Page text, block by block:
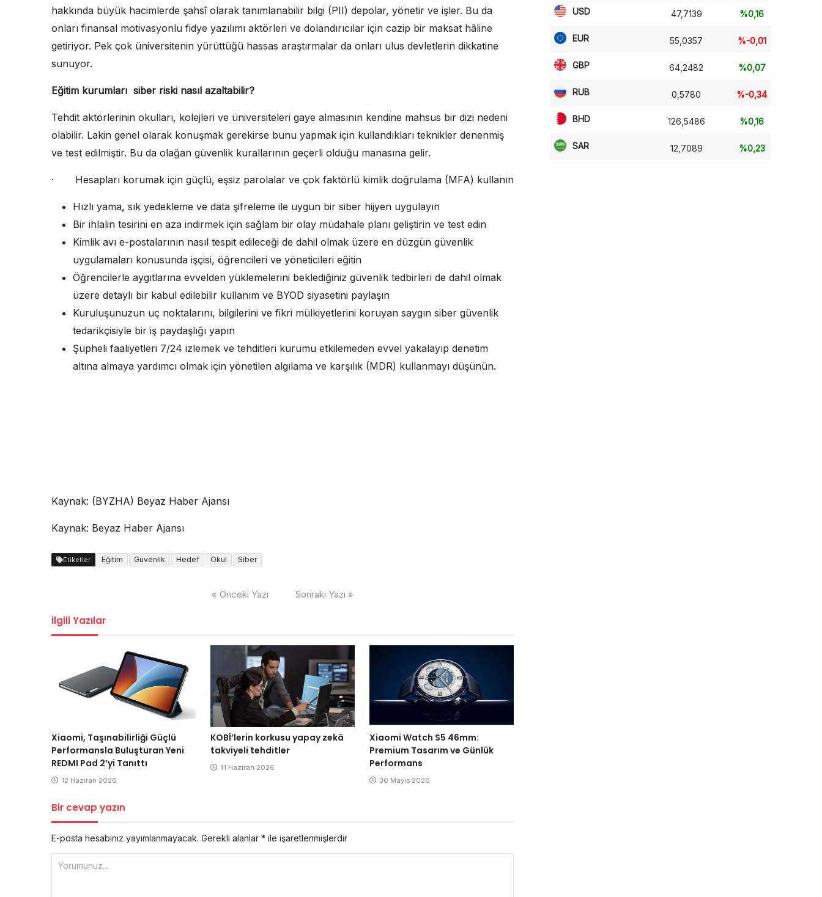
hakkında büyük hacimlerde şahsî olarak tanımlanabilir bilgi (PII) depolar, yönetir ve işler. Bu da
onları finansal motivasyonlu fidye yazılımı aktörleri ve dolandırıcılar için cazip bir maksat hâline
getiriyor. Pek çok üniversitenin yürüttüğü hassas araştırmalar da onları ulus devletlerin dikkatine
sunuyor.
Eğitim kurumları siber riski nasıl azaltabilir?
Tehdit aktörlerinin okulları, kolejleri ve üniversiteleri gaye almasının kendine mahsus bir dizi nedeni
olabilir. Lakin genel olarak konuşmak gerekirse bunu yapmak için kullandıkları teknikler denenmiş
ve test edilmiştir. Bu da olağan güvenlik kurallarının geçerli olduğu manasına gelir.
· Hesapları korumak için güçlü, eşsiz parolalar ve çok faktörlü kimlik doğrulama (MFA) kullanın
Hızlı yama, sık yedekleme ve data şifreleme ile uygun bir siber hijyen uygulayın
Bir ihlalin tesirini en aza indirmek için sağlam bir olay müdahale planı geliştirin ve test edin
Kimlik avı e-postalarının nasıl tespit edileceği de dahil olmak üzere en düzgün güvenlik
uygulamaları konusunda işçisi, öğrencileri ve yöneticileri eğitin
Öğrencilerle aygıtlarına evvelden yüklemelerini beklediğiniz güvenlik tedbirleri de dahil olmak
üzere detaylı bir kabul edilebilir kullanım ve BYOD siyasetini paylaşın
Kuruluşunuzun uç noktalarını, bilgilerini ve fikri mülkiyetlerini koruyan saygın siber güvenlik
tedarikçisiyle bir iş paydaşlığı yapın
Şüpheli faaliyetleri 7/24 izlemek ve tehditleri kurumu etkilemeden evvel yakalayıp denetim
altına almaya yardımcı olmak için yönetilen algılama ve karşılık (MDR) kullanmayı düşünün.
Kaynak: (BYZHA) Beyaz Haber Ajansı
Kaynak: Beyaz Haber Ajansı
Etiketler Eğitim Güvenlik Hedef Okul Siber
« Önceki Yazı Sonraki Yazı »
İlgili Yazılar
Xiaomi, Taşınabilirliği Güçlü
Performansla Buluşturan Yeni
REDMI Pad 2’yi Tanıttı
12 Haziran 2026
KOBİ’lerin korkusu yapay zekâ
takviyeli tehditler
11 Haziran 2026
Xiaomi Watch S5 46mm:
Premium Tasarım ve Günlük
Performans
30 Mayıs 2026
Bir cevap yazın
E-posta hesabınız yayımlanmayacak. Gerekli alanlar * ile işaretlenmişlerdir
USD 47,7139 %0,16
EUR 55,0357 %-0,01
GBP 64,2482 %0,07
RUB 0,5780 %-0,34
BHD 126,5486 %0,16
SAR 12,7089 %0,23